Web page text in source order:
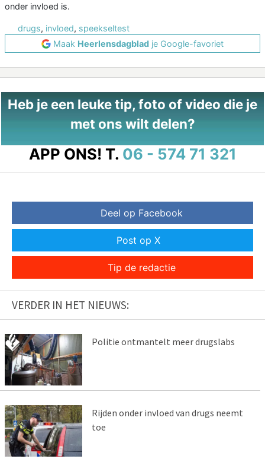
onder invloed is.
drugs, invloed, speekseltest
Maak Heerlensdagblad je Google-favoriet
Heb je een leuke tip, foto of video die je
met ons wilt delen?
APP ONS! T. 06 - 574 71 321
Deel op Facebook
Post op X
Tip de redactie
VERDER IN HET NIEUWS:
Politie ontmantelt meer drugslabs
Rijden onder invloed van drugs neemt
toe